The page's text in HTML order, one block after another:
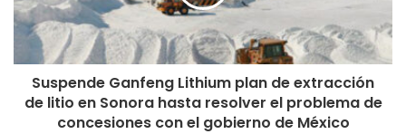
Suspende Ganfeng Lithium plan de extracción
de litio en Sonora hasta resolver el problema de
concesiones con el gobierno de México